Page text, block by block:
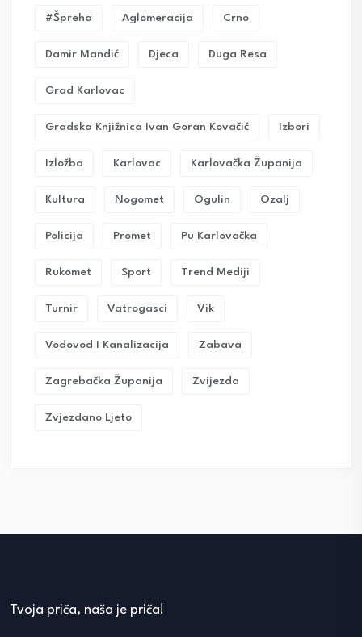
#Špreha Aglomeracija Crno
Damir Mandić Djeca Duga Resa
Grad Karlovac
Gradska Knjižnica Ivan Goran Kovačić Izbori
Izložba Karlovac Karlovačka Županija
Kultura Nogomet Ogulin Ozalj
Policija Promet Pu Karlovačka
Rukomet Sport Trend Mediji
Turnir Vatrogasci Vik
Vodovod I Kanalizacija Zabava
Zagrebačka Županija Zvijezda
Zvjezdano Ljeto
Tvoja priča, naša je priča!